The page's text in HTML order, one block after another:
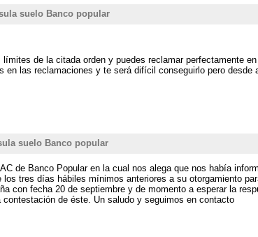
suelo Banco popular
de la citada orden y puedes reclamar perfectamente
en las reclamaciones y te será difícil conseguirlo pero
suelo Banco popular
de Banco Popular en la cual nos alega que nos había
los tres días hábiles mínimos anteriores a su otorgamiento
con fecha 20 de septiembre y de momento a esperar la
contestación de éste. Un saludo y seguimos en contacto